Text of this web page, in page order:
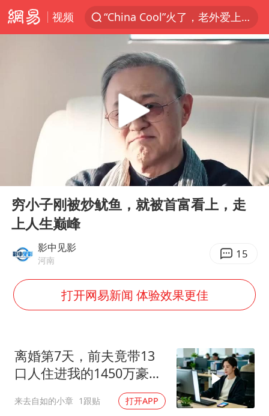
视频
“China Cool”火了，老外爱上中国避暑游
刘浩存百花奖开幕式红裙起舞
张本智和：零封向鹏不意外
泰国初中生饮弹自尽前开了26枪
用AI造出新病毒意味着什么
今年第二强台风将带来多大影响
浙江最强风雨时段已锁定
泰国校园枪击事件已致8死30余伤
多所幼师院校开设养老专业
台州《告全体市民书》：非必要不外出
习近平心系体育强国建设
Play
00:00 03:57
穷小子刚被炒鱿鱼，就被首富看上，走
上人生巅峰
影中见影
河南 15
打开网易新闻 体验效果更佳
离婚第7天，前夫竟带13
口人住进我的1450万豪
来去自如的小章 1跟贴 打开APP